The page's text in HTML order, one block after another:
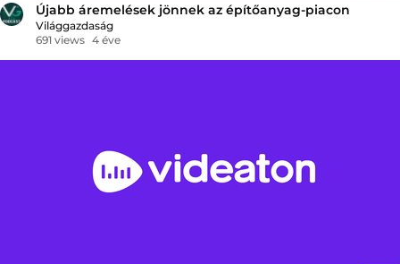
Újabb áremelések jönnek az építőanyag-piacon
Világgazdaság
691 views 4 éve